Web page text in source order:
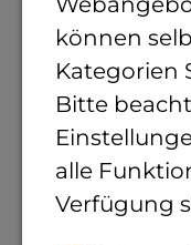
können
Kategorien
Bitte
alle
Verfügung